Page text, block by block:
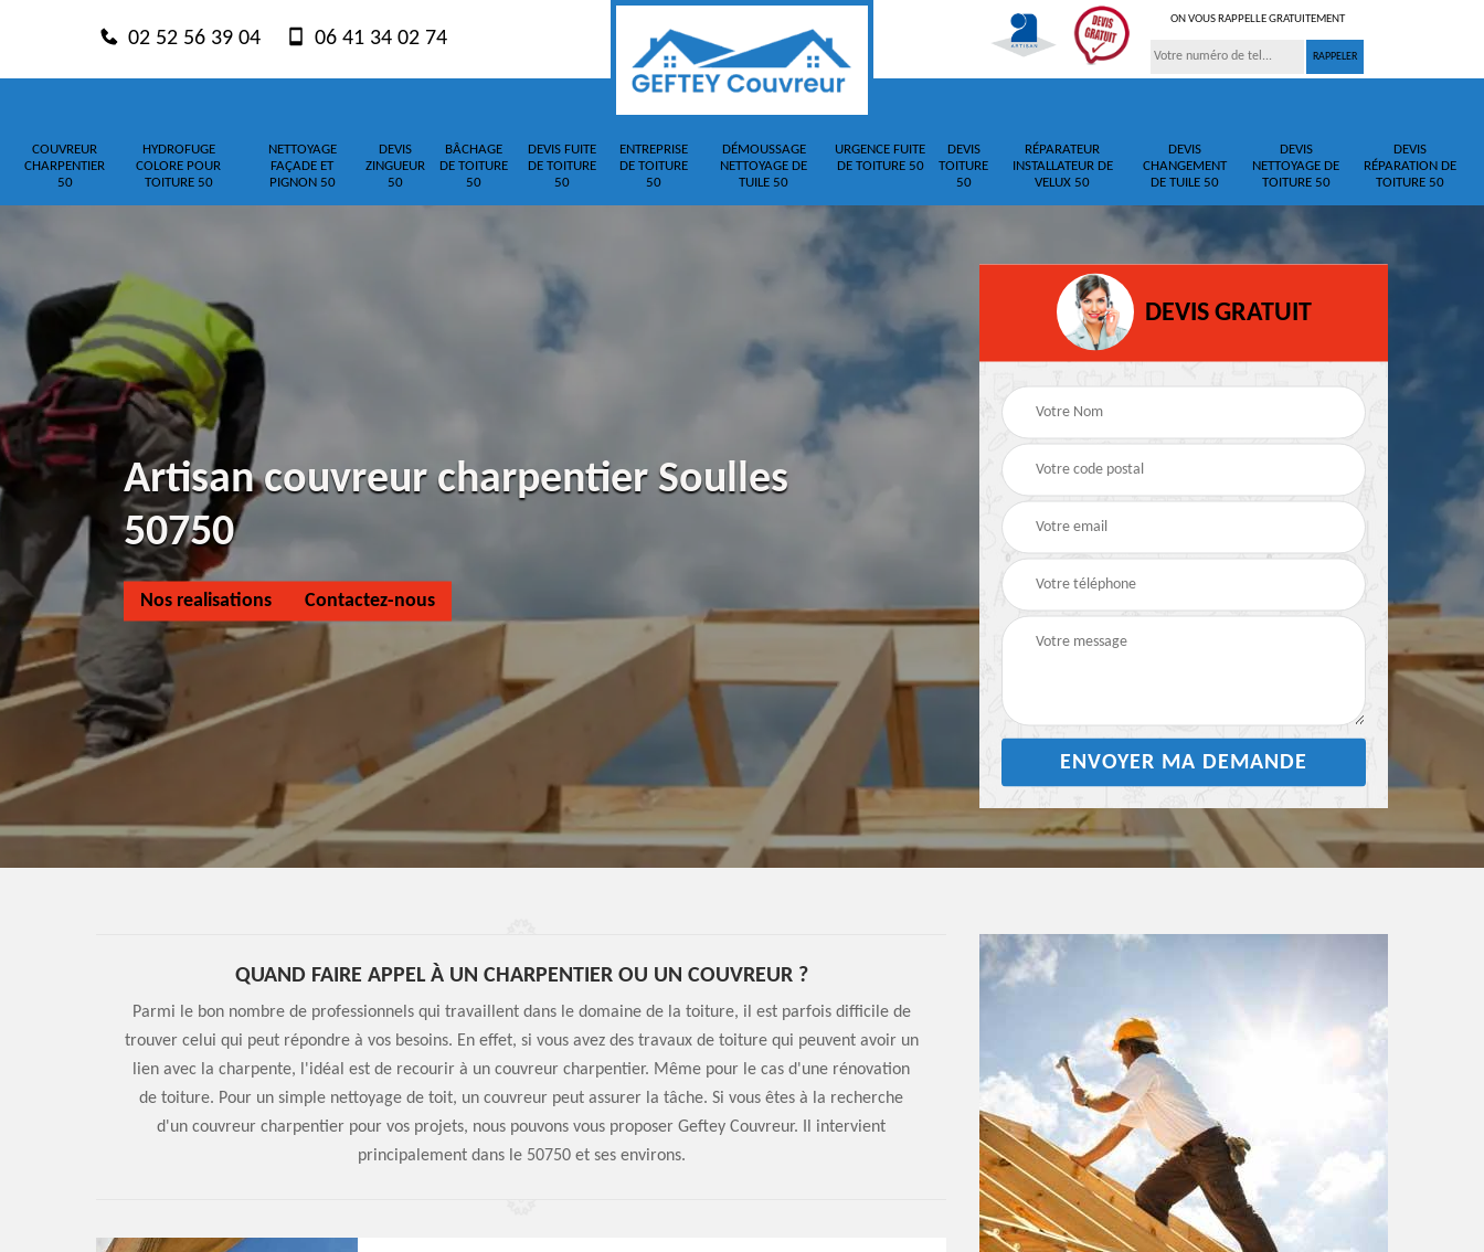
02 52 56 39 04 06 41 34 02 74
ON VOUS RAPPELLE GRATUITEMENT
COUVREUR
CHARPENTIER
50
HYDROFUGE
COLORE POUR
TOITURE 50
NETTOYAGE
FAÇADE ET
PIGNON 50
DEVIS
ZINGUEUR
50
BÂCHAGE
DE TOITURE
50
DEVIS FUITE
DE TOITURE
50
ENTREPRISE
DE TOITURE
50
DÉMOUSSAGE
NETTOYAGE DE
TUILE 50
URGENCE FUITE
DE TOITURE 50
DEVIS
TOITURE
50
RÉPARATEUR
INSTALLATEUR DE
VELUX 50
DEVIS
CHANGEMENT
DE TUILE 50
DEVIS
NETTOYAGE DE
TOITURE 50
DEVIS
RÉPARATION DE
TOITURE 50
Artisan couvreur charpentier Soulles
50750
Nos realisations Contactez-nous
DEVIS GRATUIT
QUAND FAIRE APPEL À UN CHARPENTIER OU UN COUVREUR ?
Parmi le bon nombre de professionnels qui travaillent dans le domaine de la toiture, il est parfois difficile de
trouver celui qui peut répondre à vos besoins. En effet, si vous avez des travaux de toiture qui peuvent avoir un
lien avec la charpente, l'idéal est de recourir à un couvreur charpentier. Même pour le cas d'une rénovation
de toiture. Pour un simple nettoyage de toit, un couvreur peut assurer la tâche. Si vous êtes à la recherche
d'un couvreur charpentier pour vos projets, nous pouvons vous proposer Geftey Couvreur. Il intervient
principalement dans le 50750 et ses environs.